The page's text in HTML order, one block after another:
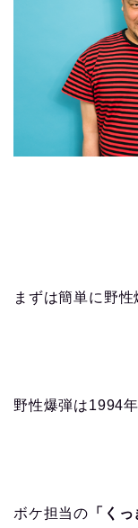
まずは簡単に野
野性爆弾は1994
ボケ担当の 「くっ